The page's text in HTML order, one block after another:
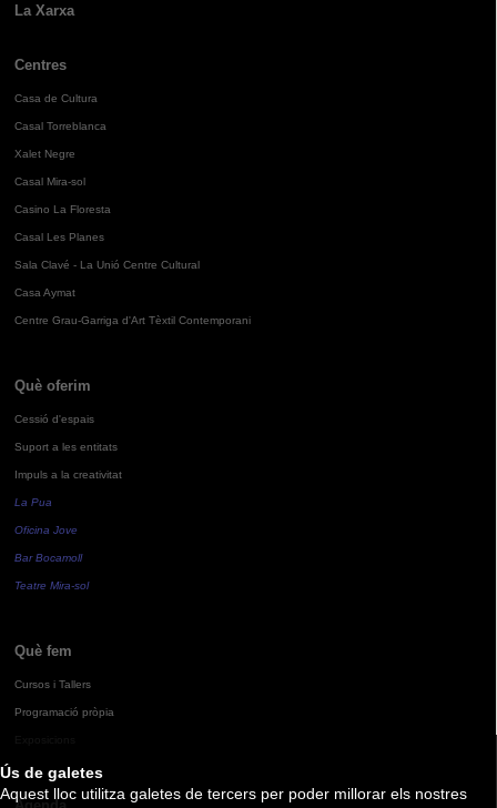
Ús de galetes
Aquest lloc utilitza galetes de tercers per poder millorar els nostres
La Xarxa
Centres
Casa de Cultura
Casal Torreblanca
Xalet Negre
Casal Mira-sol
Casino La Floresta
Casal Les Planes
Sala Clavé - La Unió Centre Cultural
Casa Aymat
Centre Grau-Garriga d'Art Tèxtil Contemporani
Què oferim
Cessió d'espais
Suport a les entitats
Impuls a la creativitat
La Pua
Oficina Jove
Bar Bocamoll
Teatre Mira-sol
Què fem
Cursos i Tallers
Programació pròpia